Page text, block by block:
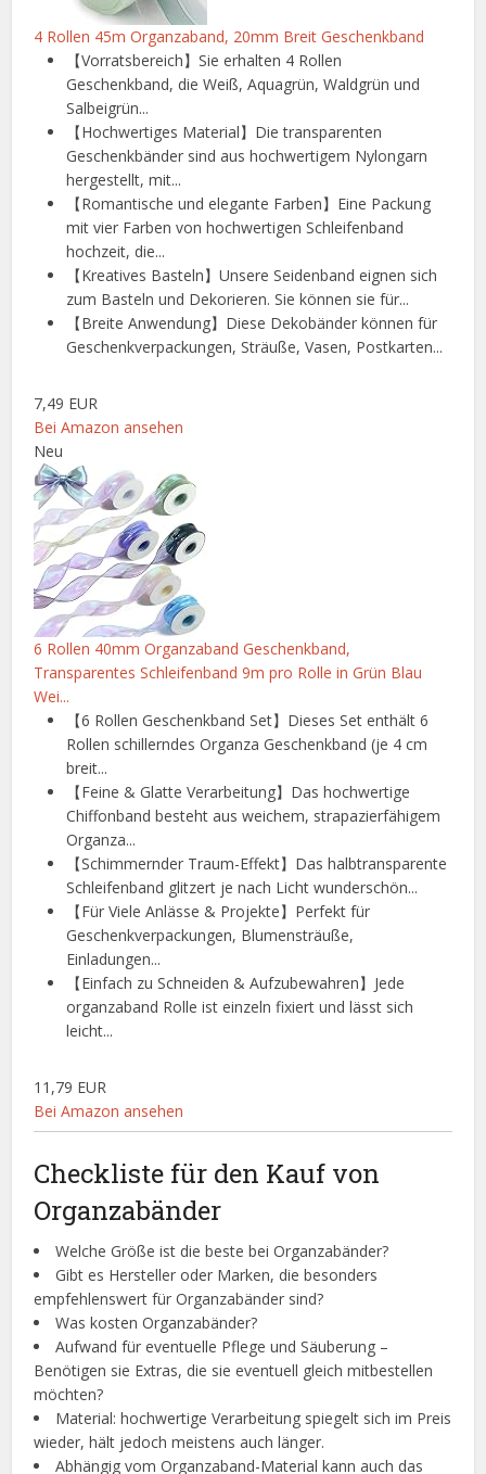
4 Rollen 45m Organzaband, 20mm Breit Geschenkband
【Vorratsbereich】Sie erhalten 4 Rollen
Geschenkband, die Weiß, Aquagrün, Waldgrün und
Salbeigrün...
【Hochwertiges Material】Die transparenten
Geschenkbänder sind aus hochwertigem Nylongarn
hergestellt, mit...
【Romantische und elegante Farben】Eine Packung
mit vier Farben von hochwertigen Schleifenband
hochzeit, die...
【Kreatives Basteln】Unsere Seidenband eignen sich
zum Basteln und Dekorieren. Sie können sie für...
【Breite Anwendung】Diese Dekobänder können für
Geschenkverpackungen, Sträuße, Vasen, Postkarten...
7,49 EUR
Bei Amazon ansehen
Neu
6 Rollen 40mm Organzaband Geschenkband,
Transparentes Schleifenband 9m pro Rolle in Grün Blau
Wei...
【6 Rollen Geschenkband Set】Dieses Set enthält 6
Rollen schillerndes Organza Geschenkband (je 4 cm
breit...
【Feine & Glatte Verarbeitung】Das hochwertige
Chiffonband besteht aus weichem, strapazierfähigem
Organza...
【Schimmernder Traum-Effekt】Das halbtransparente
Schleifenband glitzert je nach Licht wunderschön...
【Für Viele Anlässe & Projekte】Perfekt für
Geschenkverpackungen, Blumensträuße,
Einladungen...
【Einfach zu Schneiden & Aufzubewahren】Jede
organzaband Rolle ist einzeln fixiert und lässt sich
leicht...
11,79 EUR
Bei Amazon ansehen
Checkliste für den Kauf von
Organzabänder
Welche Größe ist die beste bei Organzabänder?
Gibt es Hersteller oder Marken, die besonders
empfehlenswert für Organzabänder sind?
Was kosten Organzabänder?
Aufwand für eventuelle Pflege und Säuberung –
Benötigen sie Extras, die sie eventuell gleich mitbestellen
möchten?
Material: hochwertige Verarbeitung spiegelt sich im Preis
wieder, hält jedoch meistens auch länger.
Abhängig vom Organzaband-Material kann auch das